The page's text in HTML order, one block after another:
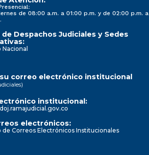
de 08:00 a.m. a 01:00 p.m. y de 02:00 p.m. a
de Despachos Judiciales y Sedes
correo electrónico institucional
institucional:
electrónicos:
Correos Electrónicos Institucionales